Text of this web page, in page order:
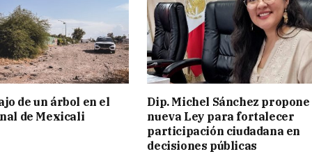
de un árbol en el
de Mexicali
Dip. Michel Sánchez propone
nueva Ley para fortalecer
participación ciudadana en
decisiones públicas